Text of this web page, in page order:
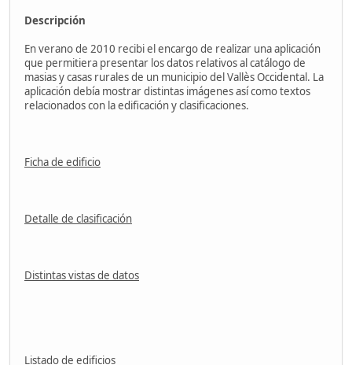
Descripción
En verano de 2010 recibi el encargo de realizar una aplicación
que permitiera presentar los datos relativos al catálogo de
masias y casas rurales de un municipio del Vallès Occidental. La
aplicación debía mostrar distintas imágenes así como textos
relacionados con la edificación y clasificaciones.
Ficha de edificio
Detalle de clasificación
Distintas vistas de datos
Listado de edificios